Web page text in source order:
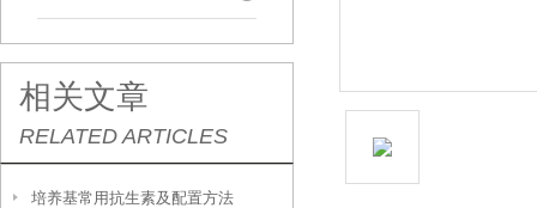
相关文章
RELATED ARTICLES
培养基常用抗生素及配置方法